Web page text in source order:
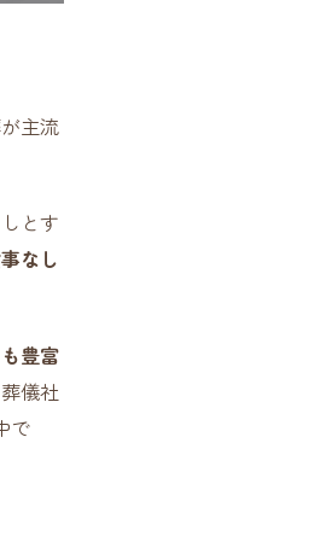
主流
とす
なし
豊富
儀社
で